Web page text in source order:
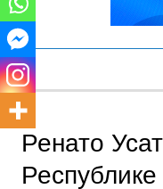
Ренато